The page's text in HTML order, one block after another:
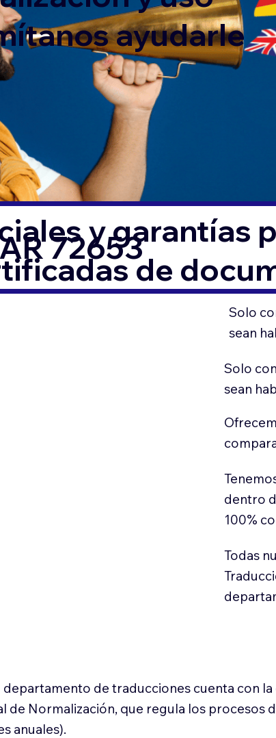
ayudarle
y garantías
de
72653
Solo
sean
Solo
sean
dentro
100%
Todas
de traducciones cuenta con la
de Normalización, que regula los procesos
anuales).